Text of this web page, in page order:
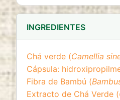
INGREDIENTES
Chá verde (Camellia
Cápsula:
Fibra de Bambú (
Extracto de Chá Verde (